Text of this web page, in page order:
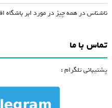
ناشناسدرهمه چیز در مورد ابر باشگاه
تماس با ما
پشتیبانی تلگرام :